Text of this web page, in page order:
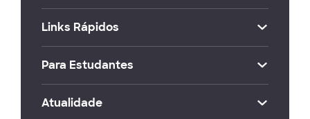
Links Rápidos
Para Estudantes
Atualidade